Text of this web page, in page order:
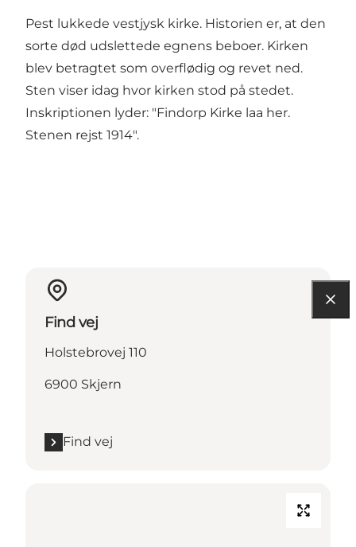
Pest lukkede vestjysk kirke. Historien er, at den
sorte død udslettede egnens beboer. Kirken
blev betragtet som overflødig og revet ned.
Sten viser idag hvor kirken stod på stedet.
Inskriptionen lyder: "Findorp Kirke laa her.
Stenen rejst 1914".
Find vej
Holstebrovej 110
6900 Skjern
Find vej